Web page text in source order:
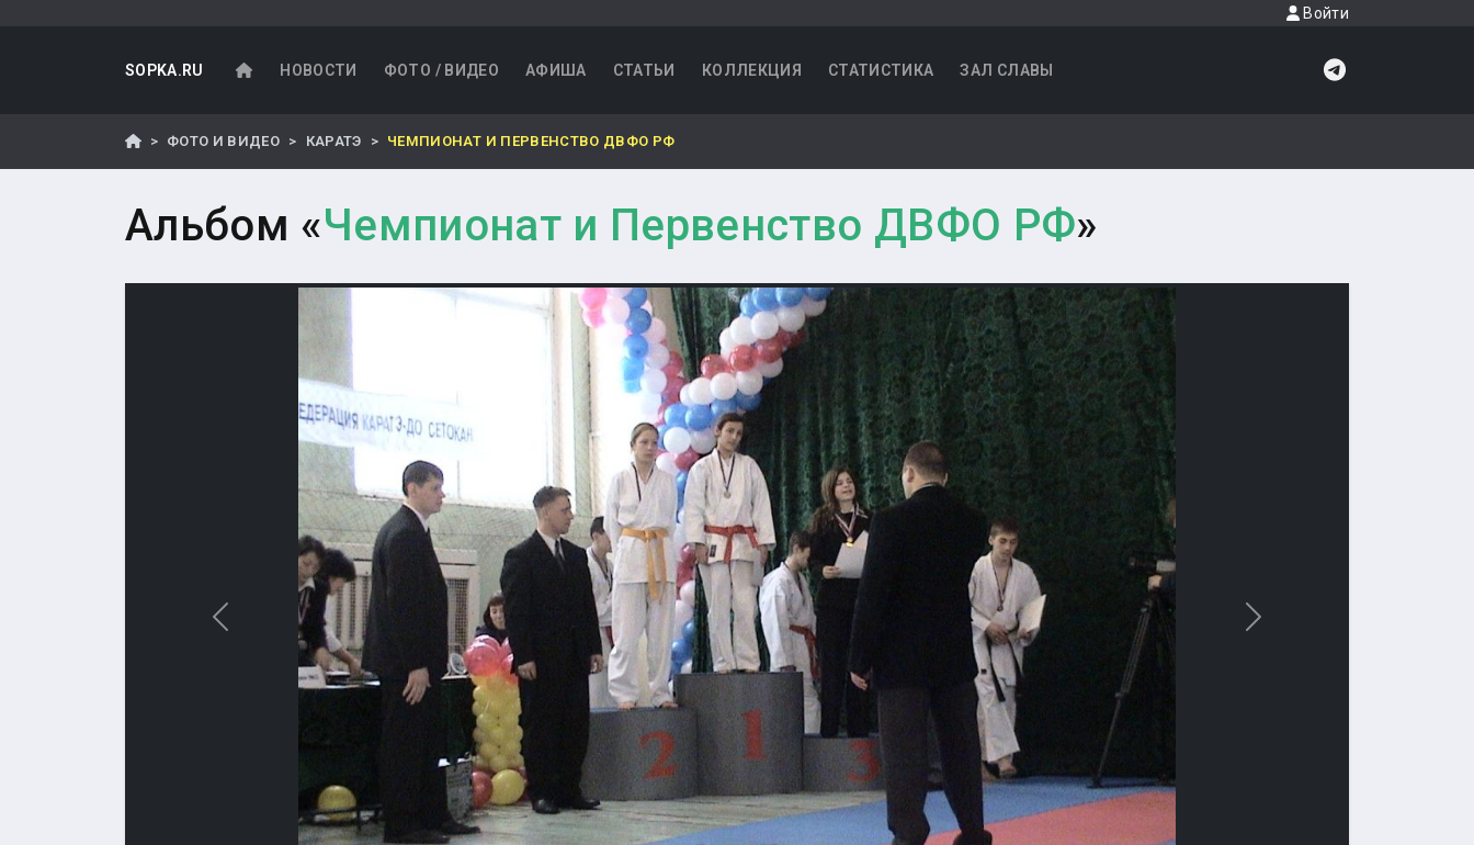
Войти
SOPKA.RU НОВОСТИ ФОТО / ВИДЕО АФИША СТАТЬИ КОЛЛЕКЦИЯ СТАТИСТИКА ЗАЛ СЛАВЫ
ФОТО И ВИДЕО КАРАТЭ ЧЕМПИОНАТ И ПЕРВЕНСТВО ДВФО РФ
Альбом «Чемпионат и Первенство ДВФО РФ»
Назад Вперед